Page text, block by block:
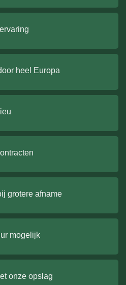
heel Europa
grotere afname
mogelijk
onze opslag